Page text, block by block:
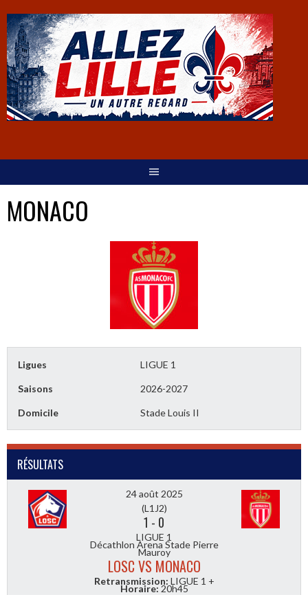
MONACO
Ligues LIGUE 1
Saisons 2026-2027
Domicile Stade Louis II
RÉSULTATS
24 août 2025
(L1J2)
1 - 0
LIGUE 1
Décathlon Arena Stade Pierre
Mauroy
LOSC VS MONACO
Retransmission: LIGUE 1 +
Horaire:20h45